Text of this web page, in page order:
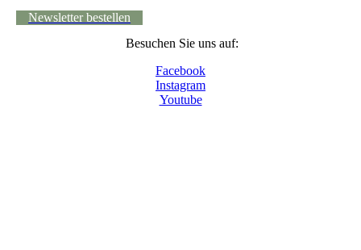
Newsletter bestellen
Besuchen Sie uns auf:
Facebook
Instagram
Youtube